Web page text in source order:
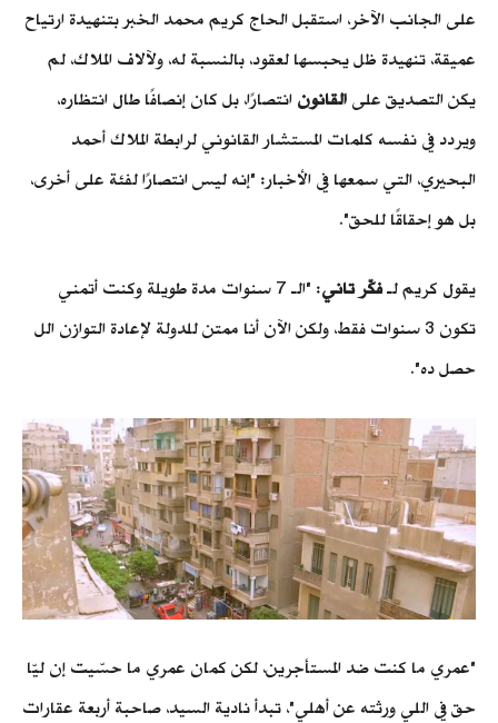
على الجانب الآخر، استقبل الحاج كريم محمد الخبر بتنهيدة ارتياح
عميقة، تنهيدة ظل يحبسها لعقود، بالنسبة له، ولآلاف الملاك، لم
يكن التصديق على القانون انتصارًا، بل كان إنصافًا طال انتظاره،
ويردد في نفسه كلمات المستشار القانوني لرابطة الملاك أحمد
البحيري، التي سمعها في الأخبار: "إنه ليس انتصارًا لفئة على أخرى،
بل هو إحقاقًا للحق".
يقول كريم لـفكّر تاني
: "الـ 7 سنوات مدة طويلة وكنت أتمني
تكون 3 سنوات فقط، ولكن الآن أنا ممتن للدولة لإعادة التوازن الل
حصل ده".
"عمري ما كنت ضد المستأجرين، لكن كمان عمري ما حسّيت إن ليّا
حق في اللي ورثته عن أهلي"، تبدأ نادية السيد، صاحبة أربعة عقارات